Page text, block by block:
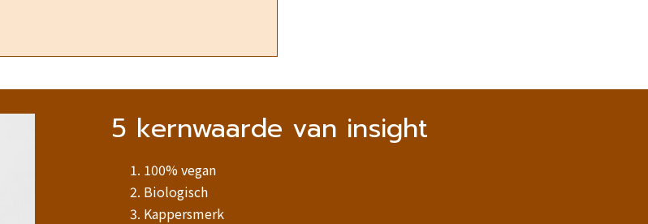
5 kernwaarde van insight
1. 100% vegan
2. Biologisch
3. Kappersmerk